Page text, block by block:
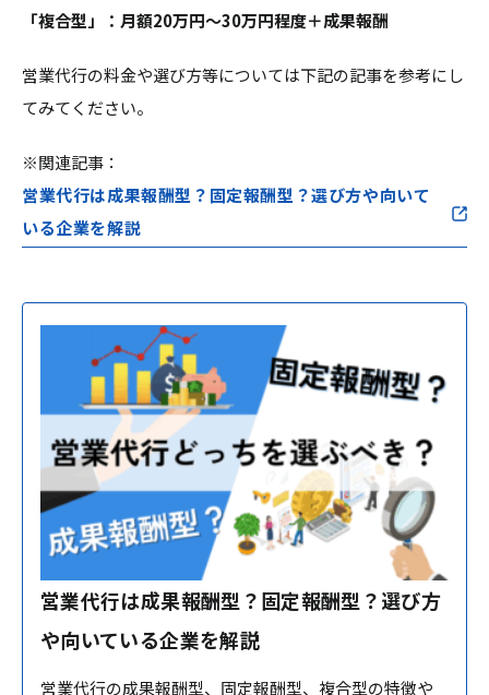
「複合型」：月額20万円～30万円程度＋成果報酬
営業代行の料金や選び方等については下記の記事を参考にし
てみてください。
※関連記事：
営業代行は成果報酬型？固定報酬型？選び方や向いて
いる企業を解説
営業代行は成果報酬型？固定報酬型？選び方
や向いている企業を解説
営業代行の成果報酬型、固定報酬型、複合型の特徴や